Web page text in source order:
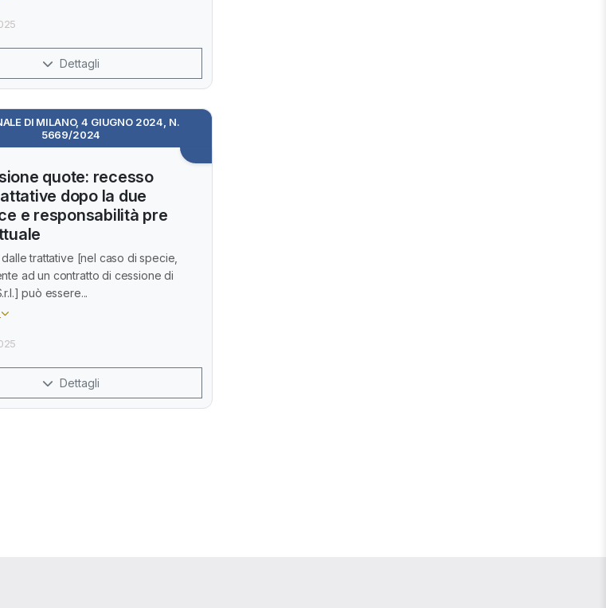
Dettagli
DI MILANO, 4 GIUGNO 2024, N.
5669/2024
quote: recesso
dopo la due
e responsabilità pre
trattative [nel caso di specie,
ad un contratto di cessione di
può essere...
Dettagli